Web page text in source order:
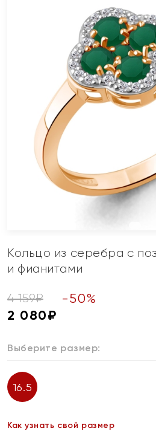
Кольцо из серебра с
и фианитами
4 159₽ -50%
2 080₽
Выберите размер:
16.5
Как узнать свой размер